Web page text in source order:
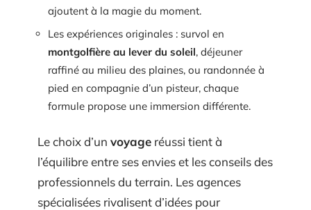
ajoutent à la magie du moment.
Les expériences originales : survol en
montgolfière au lever du soleil, déjeuner
raffiné au milieu des plaines, ou randonnée à
pied en compagnie d’un pisteur, chaque
formule propose une immersion différente.
Le choix d’un voyage réussi tient à
l’équilibre entre ses envies et les conseils des
professionnels du terrain. Les agences
spécialisées rivalisent d’idées pour